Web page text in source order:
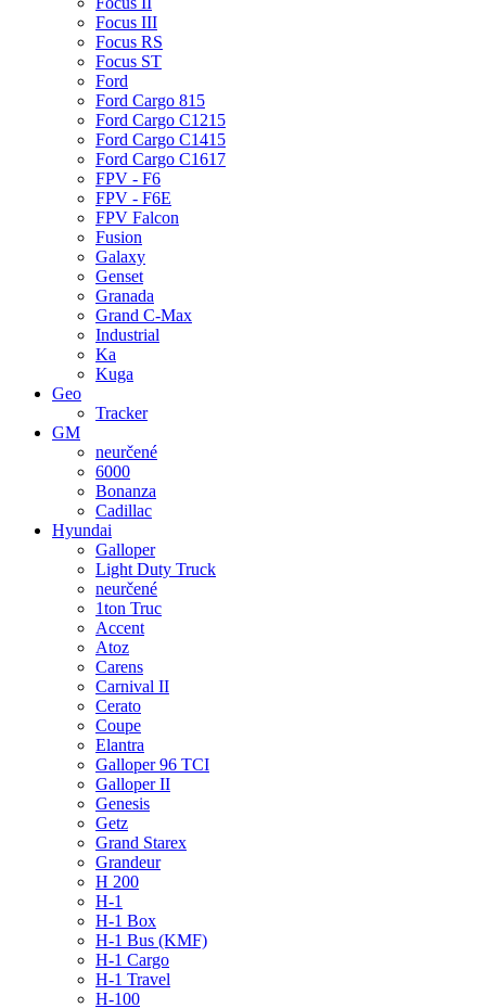
Focus III
Focus RS
Focus ST
Ford
Ford Cargo 815
Ford Cargo C1215
Ford Cargo C1415
Ford Cargo C1617
FPV - F6
FPV - F6E
FPV Falcon
Fusion
Galaxy
Genset
Granada
Grand C-Max
Industrial
Ka
Kuga
Geo
Tracker
GM
neurčené
6000
Bonanza
Cadillac
Hyundai
Galloper
Light Duty Truck
neurčené
1ton Truc
Accent
Atoz
Carens
Carnival II
Cerato
Coupe
Elantra
Galloper 96 TCI
Galloper II
Genesis
Getz
Grand Starex
Grandeur
H 200
H-1
H-1 Box
H-1 Bus (KMF)
H-1 Cargo
H-1 Travel
H-100